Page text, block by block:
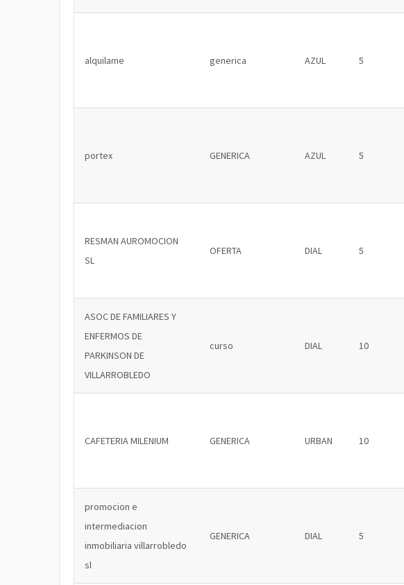
alquilame generica AZUL 5
portex GENERICA AZUL 5
RESMAN AUROMOCION
SL
OFERTA DIAL 5
ASOC DE FAMILIARES Y
ENFERMOS DE
PARKINSON DE
VILLARROBLEDO
curso DIAL 10
CAFETERIA MILENIUM GENERICA URBAN 10
promocion e
intermediacion
inmobiliaria villarrobledo
sl
GENERICA DIAL 5